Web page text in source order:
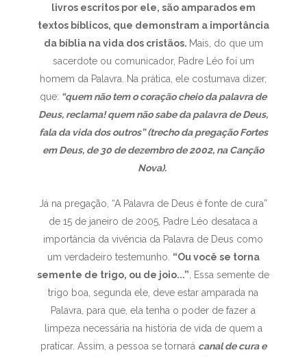
livros escritos por ele, são amparados em
textos bíblicos, que demonstram a importância
da bíblia na vida dos cristãos. Mais, do que um
sacerdote ou comunicador, Padre Léo foi um
homem da Palavra. Na prática, ele costumava dizer,
que: “quem não tem o coração cheio da palavra de
Deus, reclama! quem não sabe da palavra de Deus,
fala da vida dos outros” (trecho da pregação Fortes
em Deus, de 30 de dezembro de 2002, na Canção
Nova).
Já na pregação, “A Palavra de Deus é fonte de cura”
de 15 de janeiro de 2005, Padre Léo desataca a
importância da vivência da Palavra de Deus como
um verdadeiro testemunho. “Ou você se torna
semente de trigo, ou de joio...” , Essa semente de
trigo boa, segunda ele, deve estar amparada na
Palavra, para que, ela tenha o poder de fazer a
limpeza necessária na história de vida de quem a
praticar. Assim, a pessoa se tornará canal de cura e